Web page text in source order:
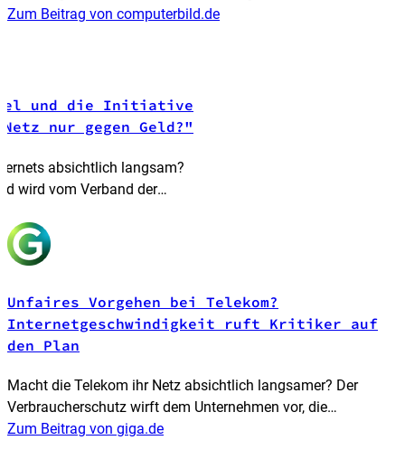
und Webseiten, die für mehr Tempo zahlen, während sie
Zum Beitrag von computerbild.de
und die Initiative
nur gegen Geld?"
absichtlich langsam?
wird vom Verband der
Telekom hier seit Jahren
Unfaires Vorgehen bei Telekom?
Internetgeschwindigkeit ruft Kritiker auf
den Plan
Macht die Telekom ihr Netz absichtlich langsamer? Der
Verbraucherschutz wirft dem Unternehmen vor, die
Netzneutralität absichtlich zu verletzen. Die Telekom verlange
Zum Beitrag von giga.de